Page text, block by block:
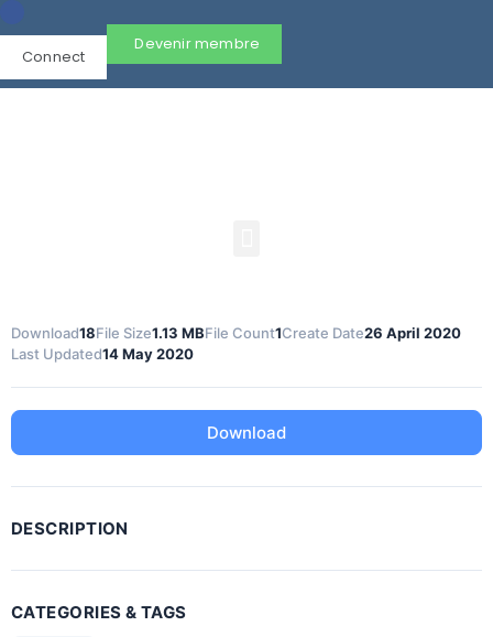
Connect
Devenir membre
Download18File Size1.13 MBFile Count1Create Date26 April 2020
Last Updated14 May 2020
Download
DESCRIPTION
CATEGORIES & TAGS